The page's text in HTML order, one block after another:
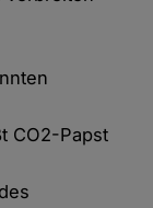
CO2-Papst